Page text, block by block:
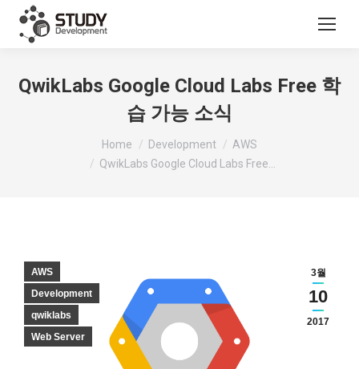
QwikLabs Google Cloud Labs Free 학
습 가능 소식
Home Development
AWS
QwikLabs Google Cloud Labs Free…
3월
10
2017
AWS
Development
qwiklabs
Web Server